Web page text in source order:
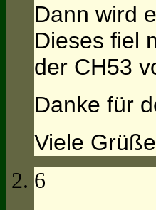
Dann wird
Dieses fiel
der CH53
Danke für
Viele
6